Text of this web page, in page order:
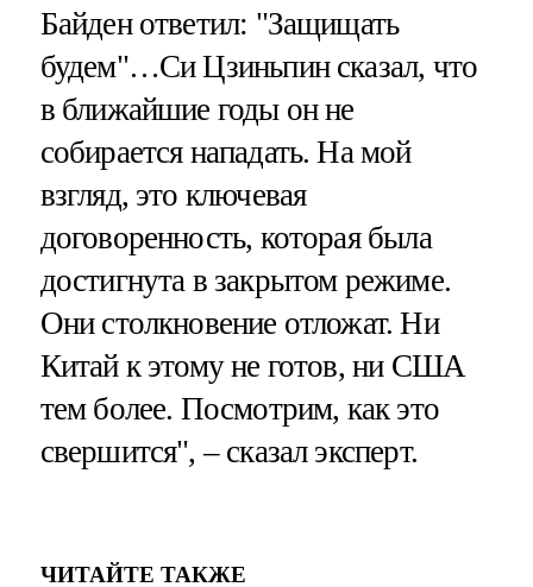
Байден ответил: "Защищать
будем"…Си Цзиньпин сказал, что
в ближайшие годы он не
собирается нападать. На мой
взгляд, это ключевая
договоренность, которая была
достигнута в закрытом режиме.
Они столкновение отложат. Ни
Китай к этому не готов, ни США
тем более. Посмотрим, как это
свершится", – сказал эксперт.
ЧИТАЙТЕ ТАКЖЕ